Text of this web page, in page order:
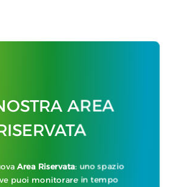
AREA
Area Riservata: uno spazio
puoi monitorare in tempo